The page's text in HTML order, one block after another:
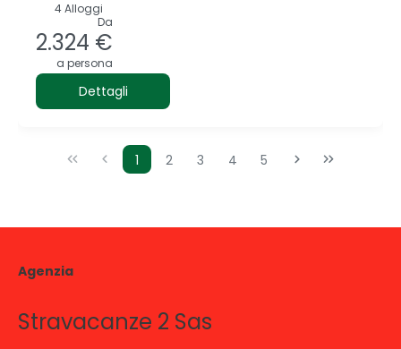
4 Alloggi
Da
2.324 €
a persona
Dettagli
1 2 3 4 5
Agenzia
Stravacanze 2 Sas